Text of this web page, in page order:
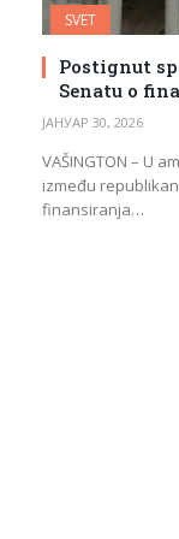
SVET
Postignut
Senatu o
ЈАНУАР 30, 2026
VAŠINGTON – U
između
finansiranja…